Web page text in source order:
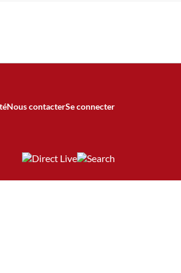
Nous contacterSe connecter